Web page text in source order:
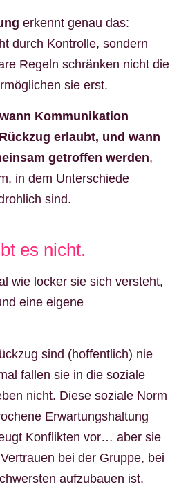
erkennt genau das:
durch Kontrolle, sondern
Regeln schränken nicht die
sie erst.
wann Kommunikation
erlaubt, und wann
getroffen werden,
in dem Unterschiede
sind.
es nicht.
wie locker sie sich versteht,
eine eigene
sind (hoffentlich) nie
fallen sie in die soziale
nicht. Diese soziale Norm
Erwartungshaltung
Konflikten vor… aber sie
bei der Gruppe, bei
aufzubauen ist.